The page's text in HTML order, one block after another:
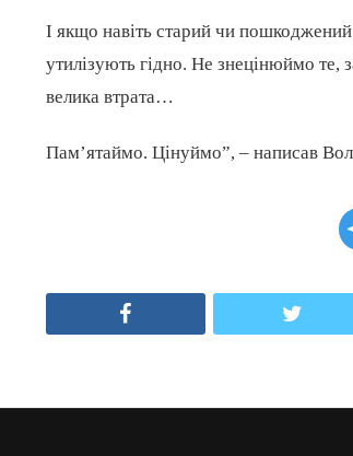
І якщо навіть старий чи
утилізують гідно. Не знецінюймо те,
велика втрата…
Пам’ятаймо. Цінуймо”, – написав